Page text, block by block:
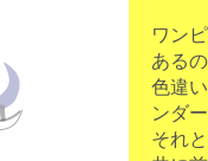
ワン
ある
色違
ンダ
それ